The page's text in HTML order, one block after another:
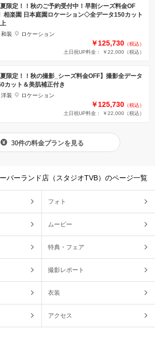
夏限定！！秋のご予約受付中！早割シーズ料金OF
相楽園 日本庭園ロケーション◇全データ150カット
和装 ロケーション
￥125,730 （税込）
土日祝UP料金： ￥22,000 （税込）
夏限定！！秋の撮影_シーズ料金OFF】撮影全データ
カット＆美肌補正付き
洋装 ロケーション
￥125,730 （税込）
土日祝UP料金： ￥22,000 （税込）
30件の料金プランを見る
バーランド店（スタジオTVB）のページ一覧
フォト
ムービー
特典・フェア
撮影レポート
衣装
アクセス